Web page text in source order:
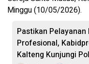
Minggu (10/05/2026).
Pastikan Pelayanan
Profesional,
Kalteng Kunjungi